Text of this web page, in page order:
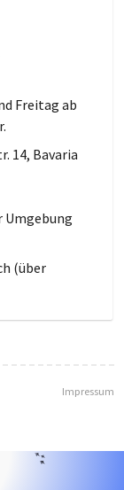
Freitag ab
14, Bavaria
Umgebung
(über
Impressum